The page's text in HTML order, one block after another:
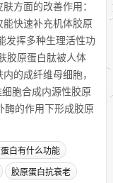
方面的改善作用：
能快速补充机体胶原
发挥多种生理活性功
胶原蛋白肽被人体
的成纤维母细胞，
胞合成内源性胶原
酶的作用下形成胶原
白有什么功能
胶原蛋白抗衰老